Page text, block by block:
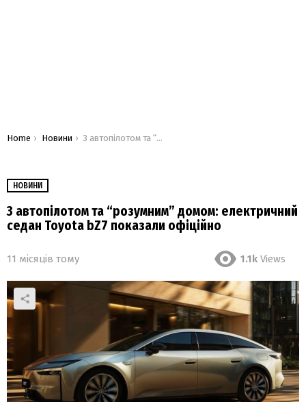
You are here:
Home Новини З автопілотом та “розумним” домом: електричний седан Toyota bZ7 показали офіційно
НОВИНИ
З автопілотом та “розумним” домом: електричний
седан Toyota bZ7 показали офіційно
11 місяців тому 1.1k Views